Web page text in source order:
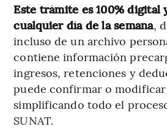
Este trámite es 100% digital
cualquier día de la semana,
incluso de un archivo
contiene información
ingresos, retenciones y
puede confirmar o modificar
simplificando todo el
SUNAT.